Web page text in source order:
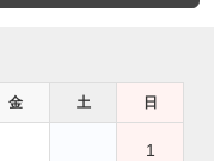
金 土 日
1